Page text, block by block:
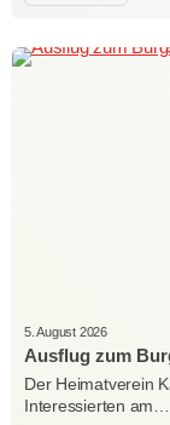
5. August 2026
Ausflug zum
Der Heimatverein
Interessierten am…